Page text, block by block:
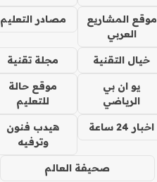
موقع المشاريع
العربي
مصادر التعليم
خيال التقنية مجلة تقنية
يو ان بي
الرياضي
موقع حالة
للتعليم
اخبار 24 ساعة
هيدب فنون
وترفيه
صحيفة العالم